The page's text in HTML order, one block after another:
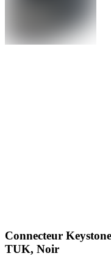
Connecteur
TUK, Noir